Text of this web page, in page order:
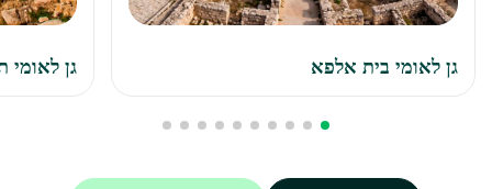
גן לאומי בית אלפא גן לאומי